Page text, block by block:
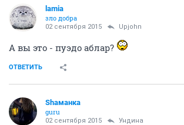
lamia
зло добра
02 сентября 2015 Upjohn
А вы это - пуэдо аблар?
ОТВЕТИТЬ
Shаманка
guru
02 сентября 2015 Ундинa